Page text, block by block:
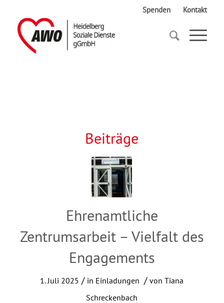
Spenden Kontakt
Startseite Info-Veranstaltung
Beiträge
Ehrenamtliche
Zentrumsarbeit – Vielfalt des
Engagements
1. Juli 2025 / in Einladungen / vonTiana
Schreckenbach